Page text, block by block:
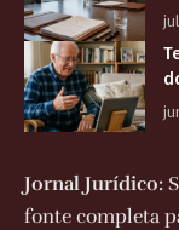
Jornal Jurídico:
fonte completa